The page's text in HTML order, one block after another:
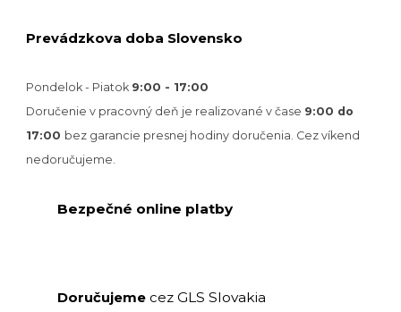
Prevádzkova doba Slovensko
Pondelok - Piatok 9:00 - 17:00
Doručenie v pracovný deň je realizované v čase 9:00 do
17:00 bez garancie presnej hodiny doručenia. Cez víkend
nedoručujeme.
Bezpečné online platby
Doručujeme cez GLS Slovakia